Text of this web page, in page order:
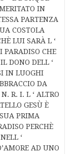
IN
PARTENZA
COSTOLA
LUI SARÀ L ‘
PARADISO CHE
DONO DELL ‘
IN LUOGHI
DA
R. I. L ‘ ALTRO
GESÙ È
PRIMA
PERCHÈ
‘
AD UNO